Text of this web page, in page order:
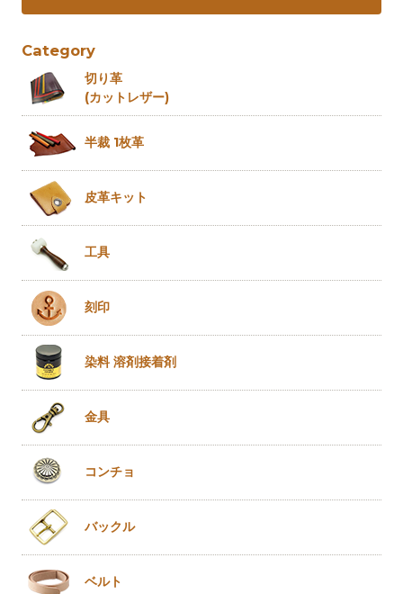
Category
切り革
(カットレザー)
半裁 1枚革
皮革キット
工具
刻印
染料 溶剤接着剤
金具
コンチョ
バックル
ベルト